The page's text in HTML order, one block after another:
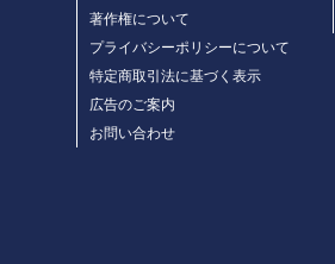
著作権について
プライバシーポリシーについて
特定商取引法に基づく表示
広告のご案内
お問い合わせ